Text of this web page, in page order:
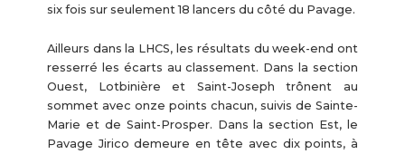
six fois sur seulement 18 lancers du côté du Pavage.
Ailleurs dans la LHCS, les résultats du week-end ont
resserré les écarts au classement. Dans la section
Ouest, Lotbinière et Saint-Joseph trônent au
sommet avec onze points chacun, suivis de Sainte-
Marie et de Saint-Prosper. Dans la section Est, le
Pavage Jirico demeure en tête avec dix points, à